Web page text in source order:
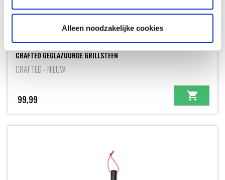
Alleen noodzakelijke cookies
CRAFTED GEGLAZUURDE GRILLSTEEN
CRAFTED - NIEUW
99,99